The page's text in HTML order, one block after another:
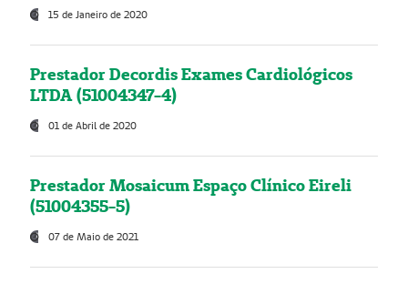
15 de Janeiro de 2020
Prestador Decordis Exames Cardiológicos
LTDA (51004347-4)
01 de Abril de 2020
Prestador Mosaicum Espaço Clínico Eireli
(51004355-5)
07 de Maio de 2021